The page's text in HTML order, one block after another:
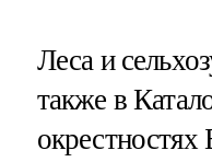
Леса и
также в